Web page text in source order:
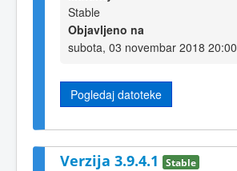
Stable
Objavljeno na
subota, 03 novembar 2018 20:00
Pogledaj datoteke
Verzija 3.9.4.1 Stable